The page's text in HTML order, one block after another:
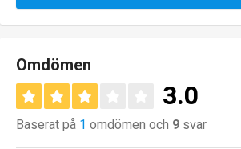
Omdömen
3.0
Baserat på 1 omdömen och 9 svar